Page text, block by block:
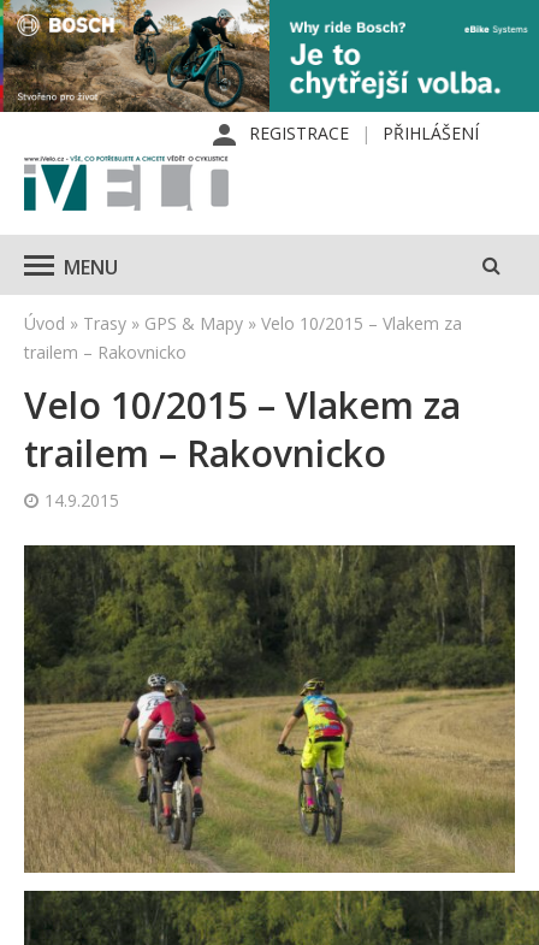
REGISTRACE PŘIHLÁŠENÍ
MENU
Úvod » Trasy » GPS & Mapy » Velo 10/2015 – Vlakem za
trailem – Rakovnicko
Velo 10/2015 – Vlakem za
trailem – Rakovnicko
14.9.2015